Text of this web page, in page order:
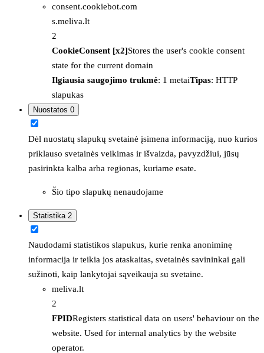
consent.cookiebot.com
s.meliva.lt
2
CookieConsent [x2]Stores the user's cookie consent
state for the current domain
Ilgiausia saugojimo trukmė: 1 metaiTipas: HTTP
slapukas
Nuostatos 0
Dėl nuostatų slapukų svetainė įsimena informaciją, nuo kurios
priklauso svetainės veikimas ir išvaizda, pavyzdžiui, jūsų
pasirinkta kalba arba regionas, kuriame esate.
Šio tipo slapukų nenaudojame
Statistika 2
Naudodami statistikos slapukus, kurie renka anoniminę
informacija ir teikia jos ataskaitas, svetainės savininkai gali
sužinoti, kaip lankytojai sąveikauja su svetaine.
meliva.lt
2
FPIDRegisters statistical data on users' behaviour on the
website. Used for internal analytics by the website
operator.